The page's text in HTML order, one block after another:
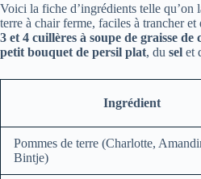
Voici la fiche d’ingrédients telle qu’on
terre à chair ferme, faciles à trancher
3 et 4 cuillères à soupe de graisse de
petit bouquet de persil plat, du sel et
Ingrédient
Pommes de terre (Charlotte,
Bintje)